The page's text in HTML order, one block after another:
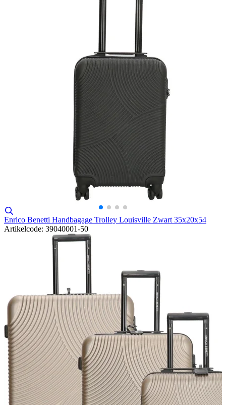
Enrico Benetti Handbagage Trolley Louisville Zwart 35x20x54
Artikelcode: 39040001-50